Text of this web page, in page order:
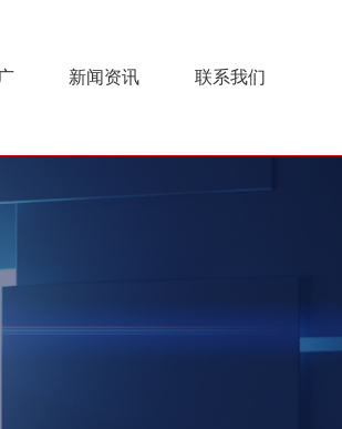
新闻资讯 联系我们